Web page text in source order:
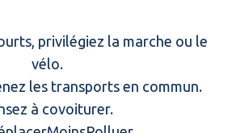
privilégiez la marche ou le
vélo.
les transports en commun.
à covoiturer.